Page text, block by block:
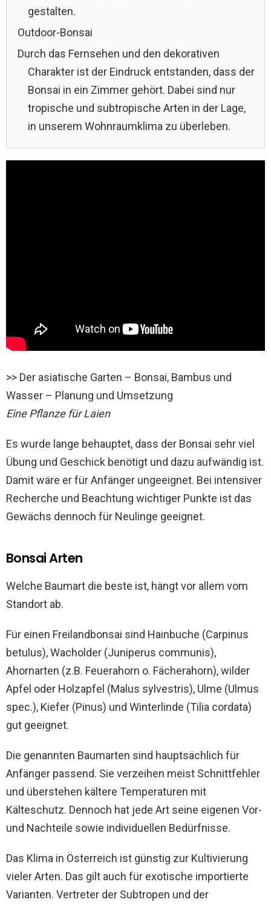
gestalten.
Outdoor-Bonsai
Durch das Fernsehen und den dekorativen
Charakter ist der Eindruck entstanden, dass der
Bonsai in ein Zimmer gehört. Dabei sind nur
tropische und subtropische Arten in der Lage,
in unserem Wohnraumklima zu überleben.
>> Der asiatische Garten – Bonsai, Bambus und
Wasser – Planung und Umsetzung
Eine Pflanze für Laien
Es wurde lange behauptet, dass der Bonsai sehr viel
Übung und Geschick benötigt und dazu aufwändig ist.
Damit wäre er für Anfänger ungeeignet. Bei intensiver
Recherche und Beachtung wichtiger Punkte ist das
Gewächs dennoch für Neulinge geeignet.
Bonsai Arten
Welche Baumart die beste ist, hängt vor allem vom
Standort ab.
Für einen Freilandbonsai sind Hainbuche (Carpinus
betulus), Wacholder (Juniperus communis),
Ahornarten (z.B. Feuerahorn o. Fächerahorn), wilder
Apfel oder Holzapfel (Malus sylvestris), Ulme (Ulmus
spec.), Kiefer (Pinus) und Winterlinde (Tilia cordata)
gut geeignet.
Die genannten Baumarten sind hauptsächlich für
Anfänger passend. Sie verzeihen meist Schnittfehler
und überstehen kältere Temperaturen mit
Kälteschutz. Dennoch hat jede Art seine eigenen Vor-
und Nachteile sowie individuellen Bedürfnisse.
Das Klima in Österreich ist günstig zur Kultivierung
vieler Arten. Das gilt auch für exotische importierte
Varianten. Vertreter der Subtropen und der